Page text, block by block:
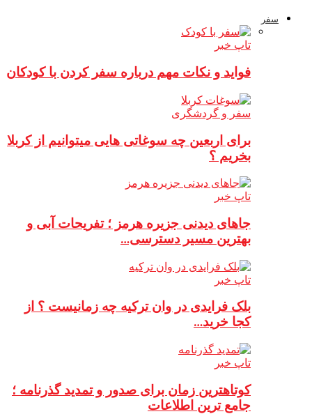
سفر
تاپ خبر
فواید و نکات مهم درباره سفر کردن با کودکان
سفر و گردشگری
برای اربعین چه سوغاتی هایی میتوانیم از کربلا
بخریم ؟
تاپ خبر
جاهای دیدنی جزیره هرمز ؛ تفریحات آبی و
بهترین مسیر دسترسی…
تاپ خبر
بلک فرایدی در وان ترکیه چه زمانیست ؟ از
کجا خرید…
تاپ خبر
کوتاهترین زمان برای صدور و تمدید گذرنامه ؛
جامع ترین اطلاعات